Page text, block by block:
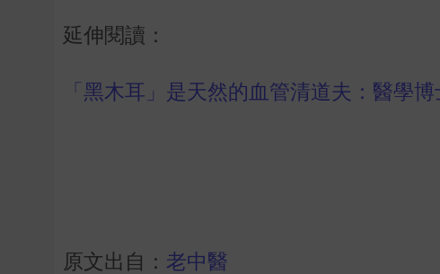
延伸閱讀：
「黑木耳」是天然的血管清道夫：醫學
原文出自： 老中醫